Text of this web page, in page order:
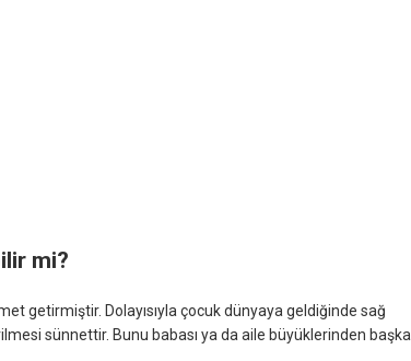
mi?
getirmiştir. Dolayısıyla çocuk dünyaya geldiğinde sağ
sünnettir. Bunu babası ya da aile büyüklerinden başka